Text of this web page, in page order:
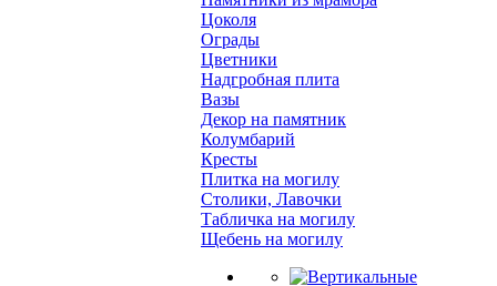
Цоколя
Ограды
Цветники
Надгробная плита
Вазы
Декор на памятник
Колумбарий
Кресты
Плитка на могилу
Столики, Лавочки
Табличка на могилу
Щебень на могилу